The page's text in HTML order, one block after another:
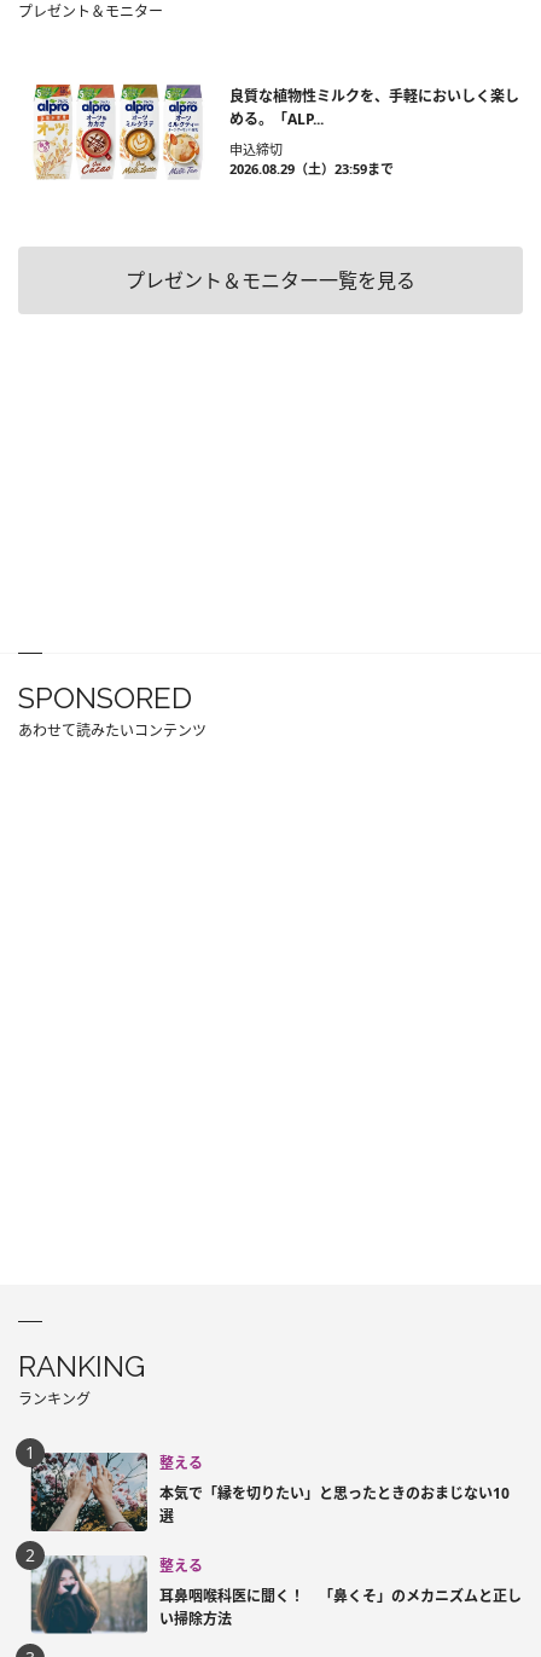
プレゼント＆モニター
良質な植物性ミルクを、手軽においしく楽し
める。「ALP...
申込締切
2026.08.29（土）23:59まで
プレゼント＆モニター一覧を見る
SPONSORED
あわせて読みたいコンテンツ
RANKING
ランキング
整える
本気で「縁を切りたい」と思ったときのおまじない10
選
整える
耳鼻咽喉科医に聞く！ 「鼻くそ」のメカニズムと正し
い掃除方法